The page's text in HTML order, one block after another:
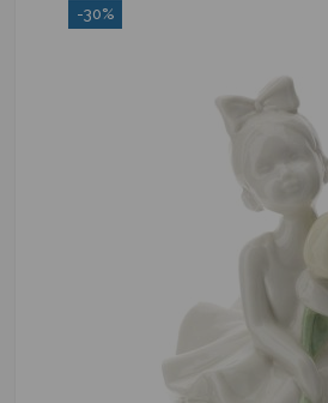
-30%